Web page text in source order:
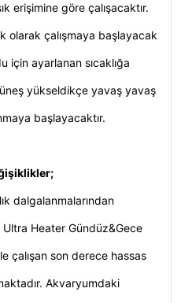
erişimine göre çalışacaktır.
olarak çalışmaya başlayacak
için ayarlanan sıcaklığa
yükseldikçe yavaş yavaş
başlayacaktır.
dalgalanmalarından
Heater Gündüz&Gece
çalışan son derece hassas
Akvaryumdaki